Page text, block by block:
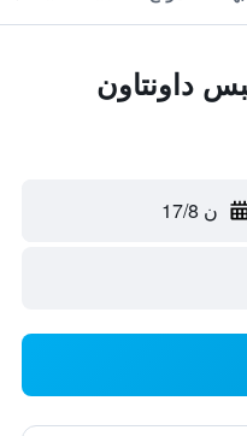
داونتاون
ن 17/8